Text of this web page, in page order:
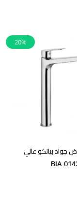
20%
جواد بيانكو عالي